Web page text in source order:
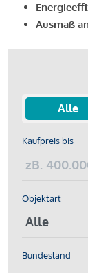
Ausmaß
Alle
Kaufpreis bis
Objektart
Bundesland